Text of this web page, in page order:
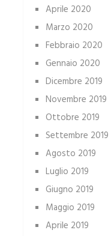
Aprile 2020
Marzo 2020
Febbraio 2020
Gennaio 2020
Dicembre 2019
Novembre 2019
Ottobre 2019
Settembre 2019
Agosto 2019
Luglio 2019
Giugno 2019
Maggio 2019
Aprile 2019